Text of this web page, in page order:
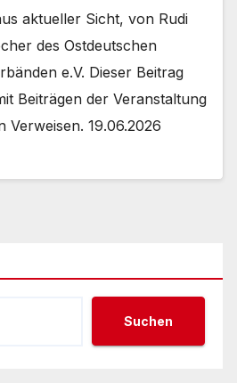
aktueller Sicht, von Rudi
des Ostdeutschen
e.V. Dieser Beitrag
Beiträgen der Veranstaltung
Verweisen. 19.06.2026
Suchen